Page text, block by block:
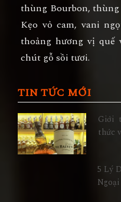
thùng Bourbon, thùng
Kẹo vỏ cam, vani
thoảng hương vị quế
chút gỗ sồi tươi.
TIN TỨC MỚI
Giới
thức
5 Lý